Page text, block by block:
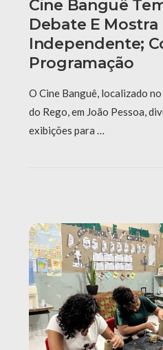
Cine Banguê
Debate E Mostra
Independente;
Programação
O Cine Banguê, localizado
do Rego, em João Pessoa,
exibições para …